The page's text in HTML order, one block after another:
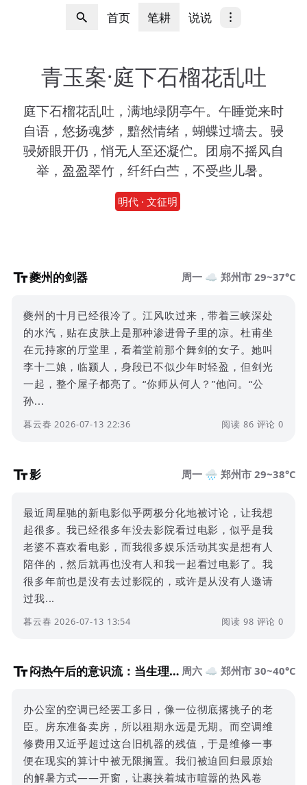
首页 笔耕 说说
青玉案·庭下石榴花乱吐
庭下石榴花乱吐，满地绿阴亭午。午睡觉来时
自语，悠扬魂梦，黯然情绪，蝴蝶过墙去。骎
骎娇眼开仍，悄无人至还凝伫。团扇不摇风自
举，盈盈翠竹，纤纤白苎，不受些儿暑。
明代 · 文征明
夔州的剑器 周一 ☁️ 郑州市 29~37°C
夔州的十月已经很冷了。江风吹过来，带着三峡深处
的水汽，贴在皮肤上是那种渗进骨子里的凉。杜甫坐
在元持家的厅堂里，看着堂前那个舞剑的女子。她叫
李十二娘，临颍人，身段已不似少年时轻盈，但剑光
一起，整个屋子都亮了。“你师从何人？”他问。“公
孙...
暮云春 2026-07-13 22:36 阅读 86 评论 0
影 周一 🌧️ 郑州市 29~38°C
最近周星驰的新电影似乎两极分化地被讨论，让我想
起很多。我已经很多年没去影院看过电影，似乎是我
老婆不喜欢看电影，而我很多娱乐活动其实是想有人
陪伴的，然后就再也没有人和我一起看过电影了。我
很多年前也是没有去过影院的，或许是从没有人邀请
过我...
暮云春 2026-07-13 13:54 阅读 98 评论 0
闷热午后的意识流：当生理与心理同时“中暑” 周六 ☁️ 郑州市 30~40°C
办公室的空调已经罢工多日，像一位彻底撂挑子的老
臣。房东准备卖房，所以租期永远是无期。而空调维
修费用又近乎超过这台旧机器的残值，于是维修一事
便在现实的算计中被无限搁置。我们被迫回归最原始
的解暑方式——开窗，让裹挟着城市喧嚣的热风卷